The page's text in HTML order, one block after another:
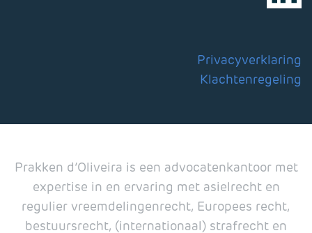
Privacyverklaring
Klachtenregeling
Prakken d’Oliveira is een advocatenkantoor met
expertise in en ervaring met asielrecht en
regulier vreemdelingenrecht, Europees recht,
bestuursrecht, (internationaal) strafrecht en